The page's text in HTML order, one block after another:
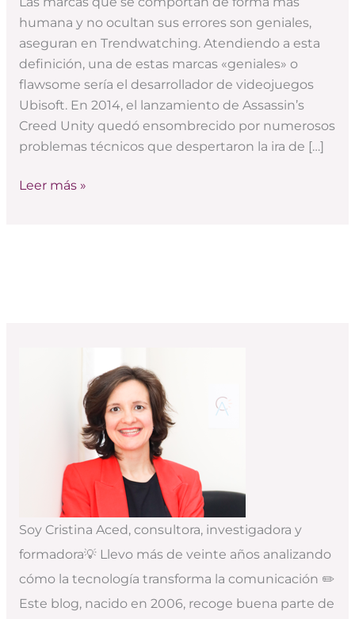
humana y no ocultan sus errores son geniales,
aseguran en Trendwatching. Atendiendo a esta
definición, una de estas marcas «geniales» o
flawsome sería el desarrollador de videojuegos
Ubisoft. En 2014, el lanzamiento de Assassin’s
Creed Unity quedó ensombrecido por numerosos
problemas técnicos que despertaron la ira de […]
el
de
Ubisoft
Leer más »
Soy Cristina Aced, consultora, investigadora y
formadora💡 Llevo más de veinte años analizando
cómo la tecnología transforma la comunicación ✏️
Este blog, nacido en 2006, recoge buena parte de